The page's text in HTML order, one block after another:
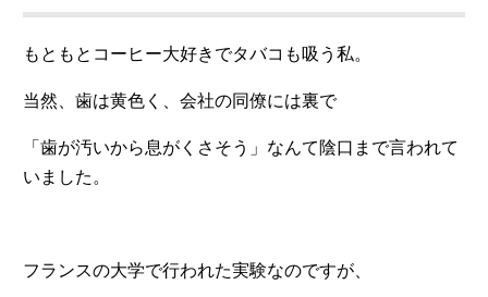
もともとコーヒー大好きでタバコも吸う私。
当然、歯は黄色く、会社の同僚には裏で
「歯が汚いから息がくさそう」なんて陰口まで言われて
いました。
フランスの大学で行われた実験なのですが、